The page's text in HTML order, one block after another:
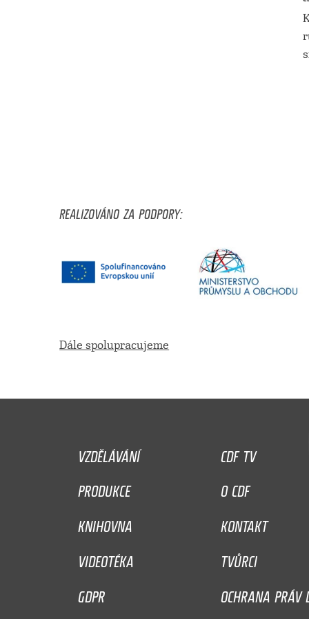
REALIZOVÁNO ZA PODPORY:
Dále spolupracujeme
VZDĚLÁVÁNÍ
CDF TV
PRODUKCE
O CDF
KNIHOVNA
KONTAKT
VIDEOTÉKA
TVŮRCI
GDPR
OCHRANA PRÁV